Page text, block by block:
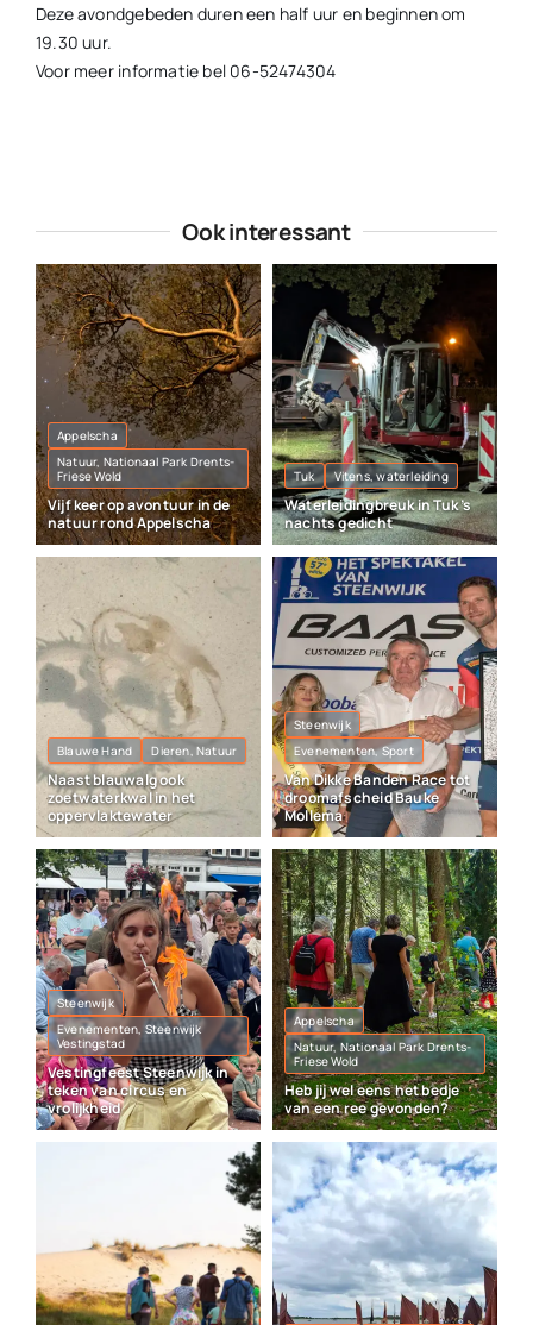
Deze avondgebeden duren een half uur en beginnen om
19.30 uur.
Voor meer informatie bel 06-52474304
Ook interessant
Appelscha
Natuur, Nationaal Park Drents-
Friese Wold
Vijf keer op avontuur in de
natuur rond Appelscha
Tuk Vitens, waterleiding
Waterleidingbreuk in Tuk ’s
nachts gedicht
Blauwe Hand Dieren, Natuur
Naast blauwalg ook
zoetwaterkwal in het
oppervlaktewater
Steenwijk
Evenementen, Sport
Van Dikke Banden Race tot
droomafscheid Bauke
Mollema
Steenwijk
Evenementen, Steenwijk
Vestingstad
Vestingfeest Steenwijk in
teken van circus en
vrolijkheid
Appelscha
Natuur, Nationaal Park Drents-
Friese Wold
Heb jij wel eens het bedje
van een ree gevonden?